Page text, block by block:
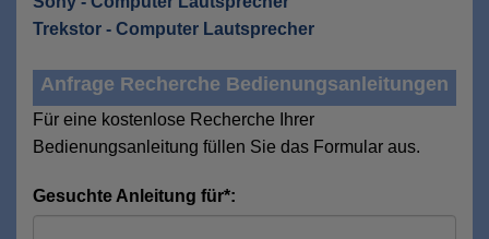
Trekstor - Computer Lautsprecher
Anfrage Recherche Bedienungsanleitungen
Für eine kostenlose Recherche Ihrer
Bedienungsanleitung füllen Sie das Formular aus.
Gesuchte Anleitung für*: